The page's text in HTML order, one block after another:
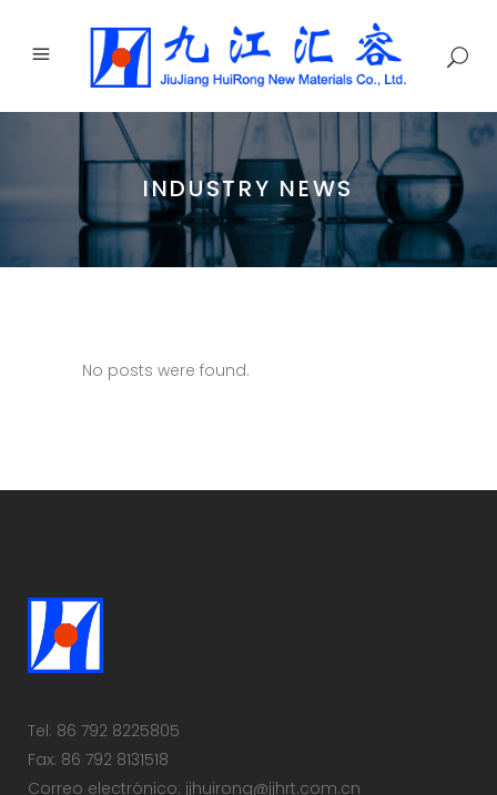
INDUSTRY NEWS
No posts were found.
Tel: 86 792 8225805
Fax: 86 792 8131518
Correo electrónico: jjhuirong@jjhrt.com.cn